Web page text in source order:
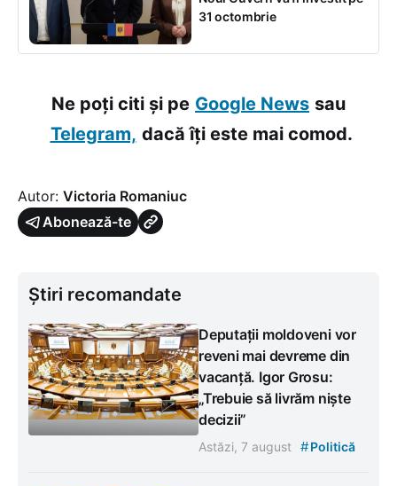
31 octombrie
Ne poți citi și pe Google News sau
Telegram, dacă îți este mai comod.
Autor: Victoria Romaniuc
Abonează-te
Știri recomandate
Deputații moldoveni vor
reveni mai devreme din
vacanță. Igor Grosu:
„Trebuie să livrăm niște
decizii”
Astăzi, 7 august #Politică